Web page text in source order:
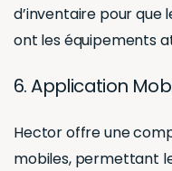
d’inventaire pour que
ont les équipements
6. Application
Hector offre une
mobiles, permettant